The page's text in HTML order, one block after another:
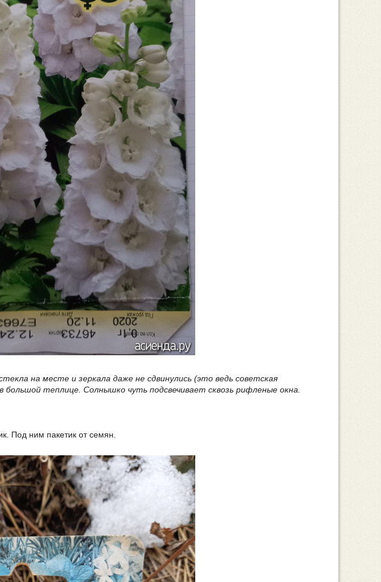
на месте и зеркала даже не сдвинулись (это ведь советская
теплице. Солнышко чуть подсвечивает сквозь рифленые окна.
Под ним пакетик от семян.